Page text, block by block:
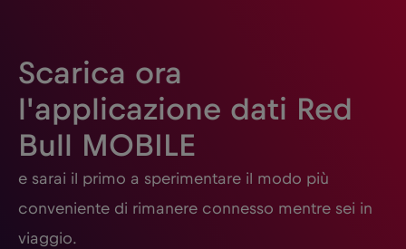
Scarica ora
l'applicazione dati Red
Bull MOBILE
e sarai il primo a sperimentare il modo più
conveniente di rimanere connesso mentre sei in
viaggio.